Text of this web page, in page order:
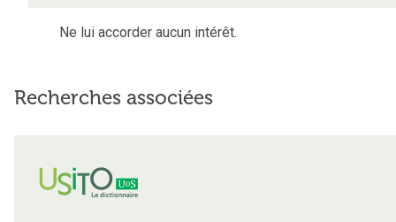
Ne lui accorder aucun intérêt.
Recherches associées